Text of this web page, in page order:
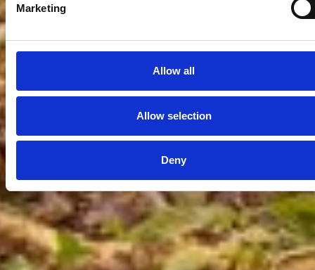
Marketing
Allow all
Allow selection
Deny